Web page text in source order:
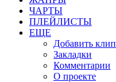
ЧАРТЫ
ПЛЕЙЛИСТЫ
ЕЩЕ
Добавить клип
Закладки
Комментарии
О проекте